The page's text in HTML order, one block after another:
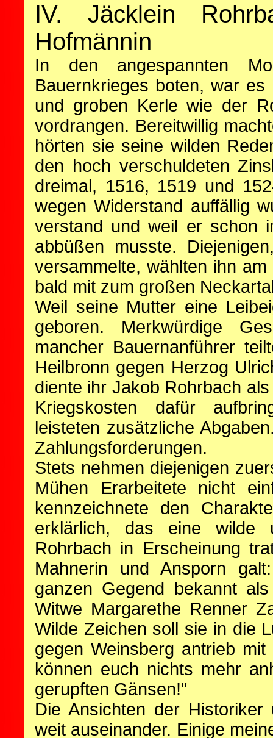
IV. Jäcklein
Hofmännin
In den angespannten
Bauernkrieges boten, war
und groben Kerle wie der
vordrangen. Bereitwillig
hörten sie seine wilden
den hoch verschuldeten
dreimal, 1516, 1519 und
wegen Widerstand auffällig
verstand und weil er schon
abbüßen musste.
versammelte, wählten ihn
bald mit zum großen
Weil seine Mutter eine
geboren. Merkwürdige
mancher Bauernanführer
Heilbronn gegen Herzog
diente ihr Jakob Rohrbach
Kriegskosten dafür
leisteten zusätzliche
Zahlungsforderungen.
Stets nehmen diejenigen
Mühen Erarbeitete nicht
kennzeichnete den
erklärlich, das eine wilde
Rohrbach in Erscheinung
Mahnerin und Ansporn
ganzen Gegend bekannt
Witwe Margarethe Renner
Wilde Zeichen soll sie in die
gegen Weinsberg antrieb
können euch nichts mehr
gerupften Gänsen!"
Die Ansichten der Historiker
weit auseinander. Einige